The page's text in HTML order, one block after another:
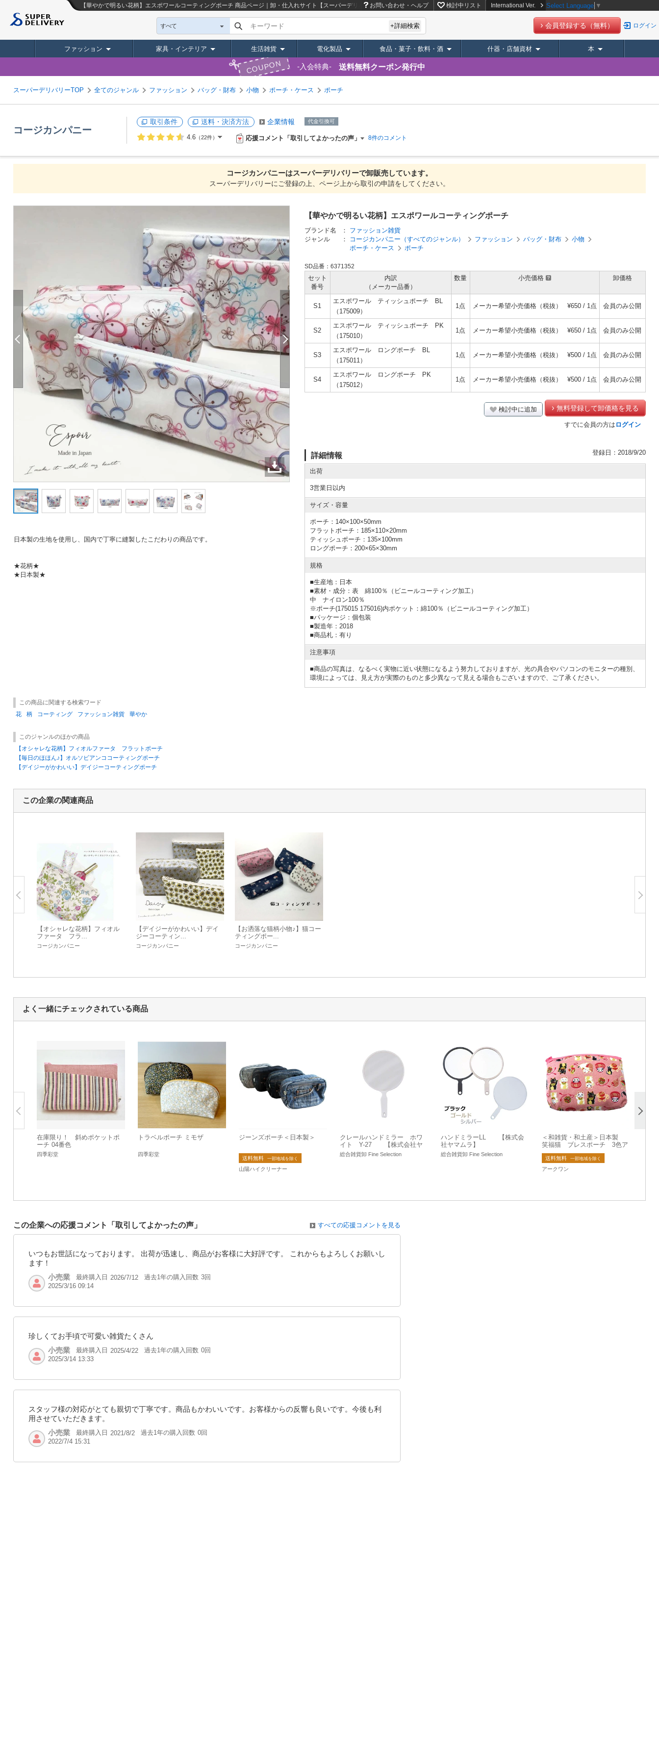
【華やかで明るい花柄】エスポワールコーティングポーチ 商品ページ｜卸・仕入れサイト【スーパーデリバリー】お問い合わせ・ヘルプ 検討中リスト International Ver. Select Language ▼
すべて キーワード +詳細検索 会員登録する（無料） ログイン
ファッション 家具・インテリア 生活雑貨 電化製品 食品・菓子・飲料・酒 什器・店舗資材 本
COUPON 入会特典 送料無料クーポン発行中
スーパーデリバリーTOP 全てのジャンル ファッション バッグ・財布 小物 ポーチ・ケース ポーチ
コージカンパニー
取引条件 送料・決済方法 企業情報 代金引換可
4.6 （22件） 応援コメント「取引してよかったの声」 8件のコメント
コージカンパニーはスーパーデリバリーで卸販売しています。
スーパーデリバリーにご登録の上、ページ上から取引の申請をしてください。
日本製の生地を使用し、国内で丁寧に縫製したこだわりの商品です。
★花柄★
★日本製★
【華やかで明るい花柄】エスポワールコーティングポーチ
ブランド名 ：
ファッション雑貨
ジャンル
： コージカンパニー（すべてのジャンル） ファッション バッグ・財布
小物
ポーチ・ケース
ポーチ
SD品番：6371352
セット
番号
内訳
（メーカー品番）
数量 小売価格 卸価格
S1
エスポワール ティッシュポーチ BL
（175009）
1点 メーカー希望小売価格（税抜） ¥650 / 1点 会員のみ公開
S2
エスポワール ティッシュポーチ PK
（175010）
1点 メーカー希望小売価格（税抜） ¥650 / 1点 会員のみ公開
S3
エスポワール ロングポーチ BL
（175011）
1点 メーカー希望小売価格（税抜） ¥500 / 1点 会員のみ公開
S4
エスポワール ロングポーチ PK
（175012）
1点 メーカー希望小売価格（税抜） ¥500 / 1点 会員のみ公開
検討中に追加 無料登録して卸価格を見る
すでに会員の方は ログイン
詳細情報 登録日：2018/9/20
出荷
3営業日以内
サイズ・容量
ポーチ：140×100×50mm
フラットポーチ：185×110×20mm
ティッシュポーチ：135×100mm
ロングポーチ：200×65×30mm
規格
■生産地：日本
■素材・成分：表 綿100％（ビニールコーティング加工）
中 ナイロン100％
※ポーチ(175015 175016)内ポケット：綿100％（ビニールコーティング加工）
■パッケージ：個包装
■製造年：2018
■商品札：有り
注意事項
■商品の写真は、なるべく実物に近い状態になるよう努力しておりますが、光の具合やパソコンのモニターの種別、
環境によっては、見え方が実際のものと多少異なって見える場合もございますので、ご了承ください。
この商品に関連する検索ワード
花
柄 コーティング ファッション雑貨 華やか
このジャンルのほかの商品
【オシャレな花柄】フィオルファータ フラットポーチ
【毎日のほほん♪】オルソビアンココーティングポーチ
【デイジーがかわいい】デイジーコーティングポーチ
この企業の関連商品
【オシャレな花柄】フィオル
ファータ フラ...
コージカンパニー
【デイジーがかわいい】デイ
ジーコーティン...
コージカンパニー
【お洒落な猫柄小物♪】猫コー
ティングポー...
コージカンパニー
よく一緒にチェックされている商品
在庫限り！ 斜めポケットポ
ーチ 04番色
四季彩堂
トラベルポーチ ミモザ
四季彩堂
ジーンズポーチ＜日本製＞
送料無料 一部地域を除く
山陽ハイクリーナー
クレールハンドミラー ホワ
イト Y-27 【株式会社ヤ
マムラ】
総合雑貨卸 Fine Selection
ハンドミラーLL 【株式会
社ヤマムラ】
総合雑貨卸 Fine Selection
＜和雑貨・和土産＞日本製
笑福猫 ブレスポーチ 3色ア
ソート No.303-583
送料無料 一部地域を除く
アークワン
この企業への応援コメント「取引してよかったの声」 すべての応援コメントを見る
いつもお世話になっております。 出荷が迅速し、商品がお客様に大好評です。 これからもよろしくお願いし
ます！
小売業
最終購入日 2026/7/12 過去1年の購入回数 3回
2025/3/16 09:14
珍しくてお手頃で可愛い雑貨たくさん
小売業
最終購入日 2025/4/22 過去1年の購入回数 0回
2025/3/14 13:33
スタッフ様の対応がとても親切で丁寧です。商品もかわいいです。お客様からの反響も良いです。今後も利
用させていただきます。
小売業
最終購入日 2021/8/2 過去1年の購入回数 0回
2022/7/4 15:31